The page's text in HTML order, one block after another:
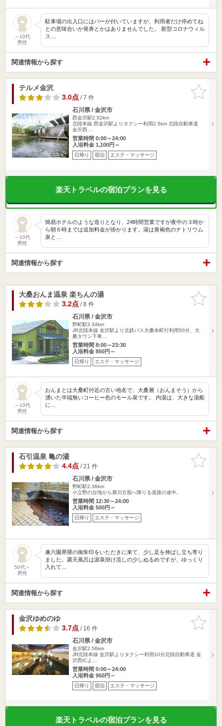
～10代
男性
駐車場の出入口にはバーが付いていますが、利用者だけ停めてね
との意味合いか発券とかはありませんでした。 新型コロナウィル
ス…
関連情報から探す
お気に入
りに追加
テルメ金沢
3.0点/ 7 件
石川県 / 金沢市
西金沢駅2.52km
北陸本線 西金沢駅よりタクシー利用2.5km 北陸自動車道
金沢西…
営業時間 0:00～24:00
入浴料金 1,100円～
日帰り 宿泊 エステ・マッサージ
楽天トラベルの宿泊プランを見る
～10代
男性
簡易ホテルのような造りとなり、24時間営業ですが夜中の３時か
ら朝６時までは追加料金が掛かります。湯は黄褐色のナトリウム
泉と…
関連情報から探す
お気に入
りに追加
大桑おんま温泉 楽ちんの湯
3.2点/ 8 件
石川県 / 金沢市
野町駅3.34km
JR北陸本線 金沢駅より北鉄バス大桑本町行利用50分、大
桑タウン下車…
営業時間 8:00～23:30
入浴料金 850円～
日帰り エステ・マッサージ
～10代
男性
おんまとは大桑町付近の古い地名で、大桑層（おんまそう）から
湧いた半端無いコーヒー色のモール泉です。 内湯は、大きな湯船
に…
関連情報から探す
お気に入
りに追加
石引温泉 亀の湯
4.4点/ 21 件
石川県 / 金沢市
野町駅2.36km
小立野の台地から犀川方面へ降りる道路の途中。
営業時間 12:30～24:00
入浴料金 500円～
日帰り エステ・マッサージ
50代～
男性
兼六園界隈の御朱印をいただきに来て、少し足を伸ばし立ち寄り
ました。露天風呂は源泉掛け流しの少しぬるめですが、ゆっくり
入れて…
関連情報から探す
お気に入
りに追加
金沢ゆめのゆ
3.7点/ 16 件
石川県 / 金沢市
金沢駅2.56km
JR北陸本線 金沢駅よりタクシー利用10分北陸自動車道 金
沢西ICよ…
営業時間 0:00～24:00
入浴料金 950円～
日帰り 宿泊 エステ・マッサージ
楽天トラベルの宿泊プランを見る